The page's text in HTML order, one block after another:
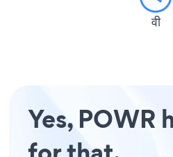
वी
Yes, POWR